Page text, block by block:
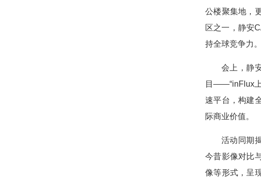
公楼聚集地，
区之一，静安
持全球竞争力。
会上，静
目——“inFlux
速平台，构建
际商业价值。
活动同期
今昔影像对比
像等形式，呈